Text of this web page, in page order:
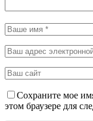
Сохраните мое
этом браузере для